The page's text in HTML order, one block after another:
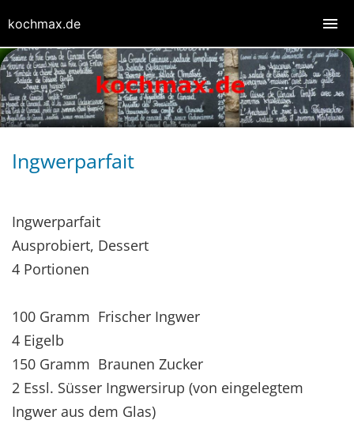
Ingwerparfait
Ingwerparfait
Ausprobiert, Dessert
4 Portionen
100 Gramm Frischer Ingwer
4 Eigelb
150 Gramm Braunen Zucker
2 Essl. Süsser Ingwersirup (von eingelegtem
Ingwer aus dem Glas)
kochmax.de